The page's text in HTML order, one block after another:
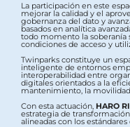
La participación en este
mejorar la calidad y el
gobernanza del dato y
basados en analítica
todo momento la soberanía
condiciones de acceso y
Twinparks constituye un
inteligente de entornos
interoperabilidad entre
digitales orientados a la
mantenimiento, la
Con esta actuación, HARO
estrategia de
alineadas con los